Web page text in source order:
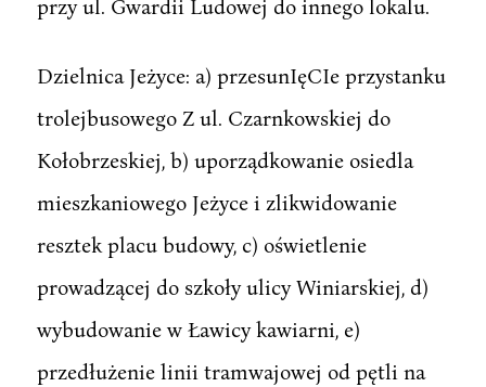
przy ul. Gwardii Ludowej do innego lokalu.
Dzielnica Jeżyce: a) przesunIęCIe przystanku
trolejbusowego Z ul. Czarnkowskiej do
Kołobrzeskiej, b) uporządkowanie osiedla
mieszkaniowego Jeżyce i zlikwidowanie
resztek placu budowy, c) oświetlenie
prowadzącej do szkoły ulicy Winiarskiej, d)
wybudowanie w Ławicy kawiarni, e)
przedłużenie linii tramwajowej od pętli na